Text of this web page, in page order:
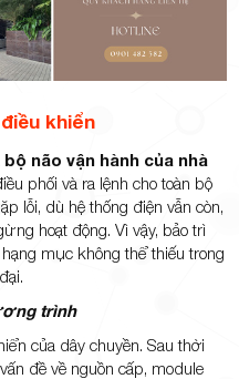
khiển
bộ não vận hành của nhà
phối và ra lệnh cho toàn bộ
lỗi, dù hệ thống điện vẫn còn,
hoạt động. Vì vậy, bảo trì
mục không thể thiếu trong
trình
của dây chuyền. Sau thời
đề về nguồn cấp, module